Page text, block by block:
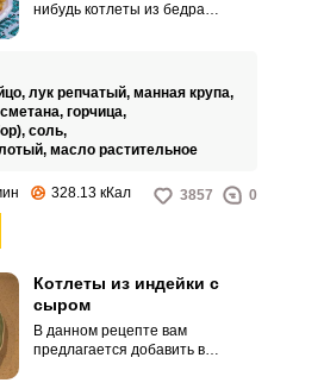
нибудь котлеты из бедра
более сочными и вкусными. В
данном рецепте вам
предлагается мясо бедра
индейки порубить ножом или
порезать кусочками и добавить в
сметану и горчицу.
лук репчатый, манная крупа,
сметана, горчица,
соль,
масло растительное
328.13 кКал 3857 0
Котлеты из индейки с
сыром
В данном рецепте вам
предлагается добавить в